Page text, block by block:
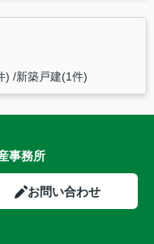
) 新築戸建(1件)
事務所
お問い合わせ